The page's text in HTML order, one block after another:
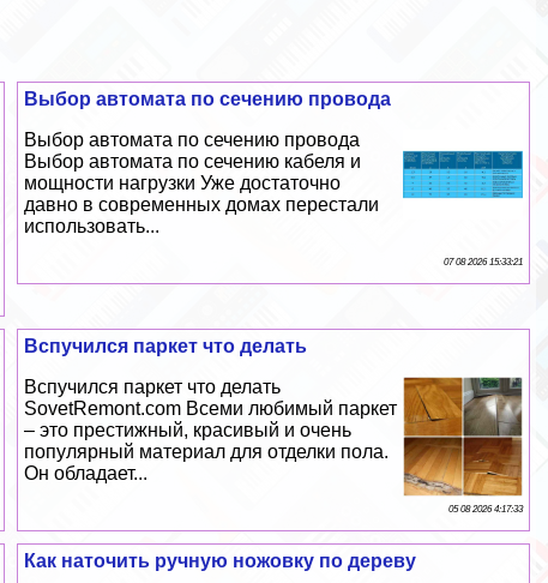
Выбор автомата по сечению провода
Выбор автомата по сечению провода
Выбор автомата по сечению кабеля и
мощности нагрузки Уже достаточно
давно в современных домах перестали
использовать...
07 08 2026 15:33:21
Вспучился паркет что делать
Вспучился паркет что делать
SovetRemont.com Всеми любимый паркет
– это престижный, красивый и очень
популярный материал для отделки пола.
Он обладает...
05 08 2026 4:17:33
Как наточить ручную ножовку по дереву